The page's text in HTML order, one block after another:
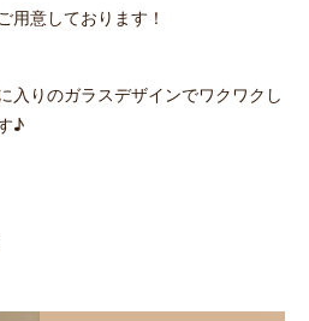
用意しております！
入りのガラスデザインでワクワクし
♪